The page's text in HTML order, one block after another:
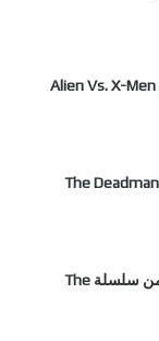
تفاصيل احتفالية العدد 1000 من سلسلة The